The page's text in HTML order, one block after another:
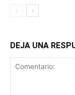
DEJA UNA